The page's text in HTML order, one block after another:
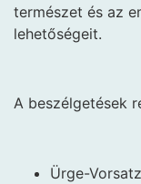
természet és az
lehetőségeit.
A beszélgetések
Ürge-